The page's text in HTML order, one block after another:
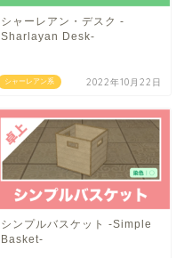
シャーレアン系
シャーレアン・デスク -
Sharlayan Desk-
2022年10月22日
シンプルバスケット -Simple
Basket-